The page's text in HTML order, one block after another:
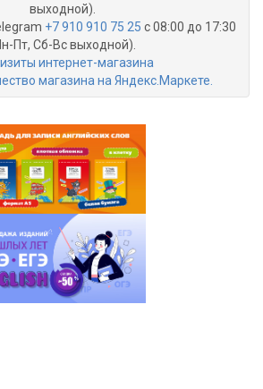
выходной).
+7 910 910 75 25 с 08:00 до 17:30
Пт, Сб-Вс выходной).
интернет-магазина